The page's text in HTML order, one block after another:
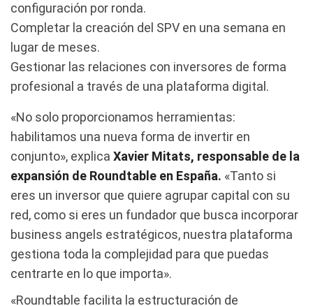
configuración por ronda.
Completar la creación del SPV en una semana en
lugar de meses.
Gestionar las relaciones con inversores de forma
profesional a través de una plataforma digital.
«No solo proporcionamos herramientas:
habilitamos una nueva forma de invertir en
conjunto», explica Xavier Mitats, responsable de la
expansión de Roundtable en España. «Tanto si
eres un inversor que quiere agrupar capital con su
red, como si eres un fundador que busca incorporar
business angels estratégicos, nuestra plataforma
gestiona toda la complejidad para que puedas
centrarte en lo que importa».
«Roundtable facilita la estructuración de